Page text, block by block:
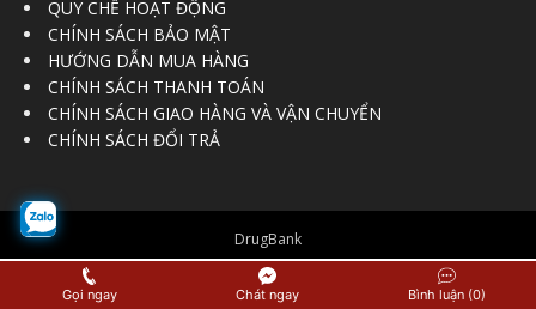
QUY CHẾ HOẠT ĐỘNG
CHÍNH SÁCH BẢO MẬT
HƯỚNG DẪN MUA HÀNG
CHÍNH SÁCH THANH TOÁN
CHÍNH SÁCH GIAO HÀNG VÀ VẬN CHUYỂN
CHÍNH SÁCH ĐỔI TRẢ
DrugBank
© Copyright 2016 - 2017 Vietnam Regulatory Affairs Society
Gọi ngay Chát ngay Bình luận (0)